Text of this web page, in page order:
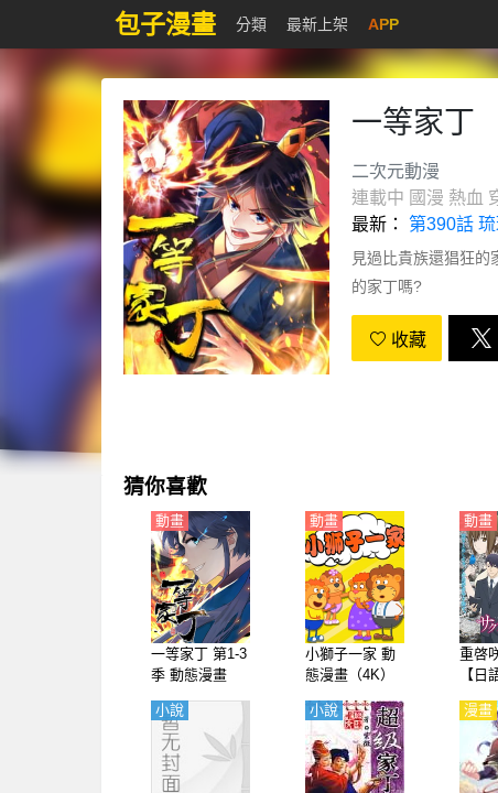
包子漫畫 分類 最新上架 APP
一等家丁
二次元動漫
連載中 國漫 熱血
最新： 第390話
見過比貴族還猖狂
的家丁嗎?
收藏
猜你喜歡
一等家丁 第1-3
季 動態漫畫
動畫
小獅子一家 動
態漫畫（4K）
動畫
重啓
【日
動畫
小說 小說 漫畫